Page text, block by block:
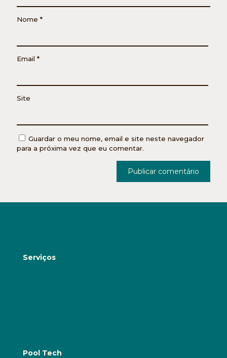
Nome *
Email *
Site
Guardar o meu nome, email e site neste navegador
para a próxima vez que eu comentar.
Serviços
Pool Tech